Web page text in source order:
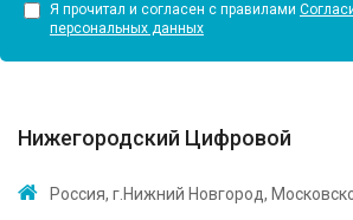
Я прочитал и согласен с правилами
персональных данных
Нижегородский Цифровой
Россия, г.Нижний Новгород,